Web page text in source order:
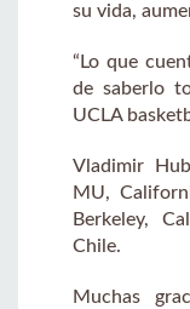
su vida,
“Lo que
de saberlo
UCLA
Vladimir
MU,
Berkeley,
Chile.
Muchas